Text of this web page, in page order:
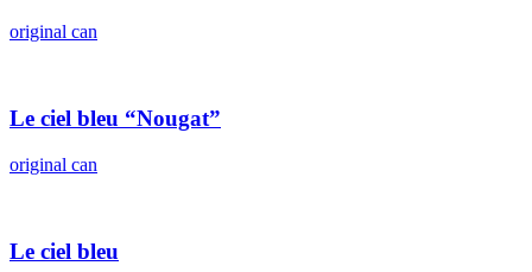
original can
Le ciel bleu “Nougat”
original can
Le ciel bleu